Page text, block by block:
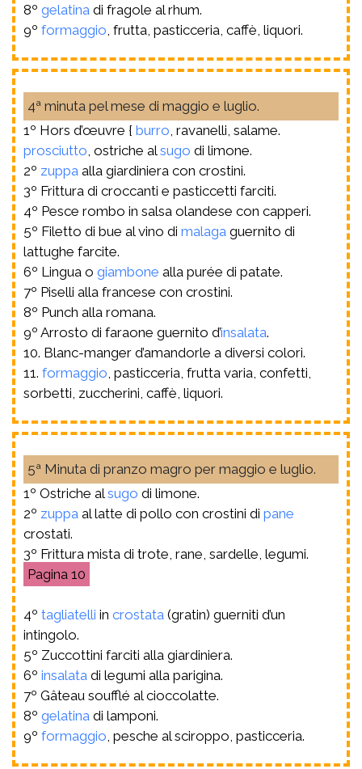
8º gelatina di fragole al rhum.
9º formaggio , frutta, pasticceria, caffè, liquori.
4ª minuta pel mese di maggio e luglio.
1º Hors d’œuvre { burro , ravanelli, salame.
prosciutto , ostriche alsugo di limone.
2º zuppa alla giardiniera con crostini.
3º Frittura di croccanti e pasticcetti farciti.
4º Pesce rombo in salsa olandese con capperi.
5º Filetto di bue al vino di malaga guernito di
lattughe farcite.
6º Lingua o giambone alla purée di patate.
7º Piselli alla francese con crostini.
8º Punch alla romana.
9º Arrosto di faraone guernito d’insalata.
10. Blanc-manger d’amandorle a diversi colori.
11. formaggio , pasticceria, frutta varia, confetti,
sorbetti, zuccherini, caffè, liquori.
5ª Minuta di pranzo magro per maggio e luglio.
1º Ostriche alsugo di limone.
2º zuppa al latte di pollo con crostini di pane
crostati.
3º Frittura mista di trote, rane, sardelle, legumi.
10
4º tagliatelli in crostata (gratin) guerniti d’un
intingolo.
5º Zuccottini farciti alla giardiniera.
6º insalata di legumi alla parigina.
7º Gâteau soufflé al cioccolatte.
8º gelatina di lamponi.
9º formaggio , pesche al sciroppo, pasticceria.